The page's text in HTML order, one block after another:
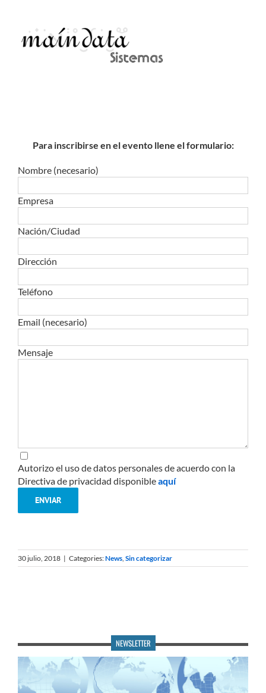
Para inscribirse en el evento llene el formulario:
Nombre (necesario)
Empresa
Nación/Ciudad
Dirección
Teléfono
Email (necesario)
Mensaje
Autorizo el uso de datos personales de acuerdo con la
Directiva de privacidad disponibleaquí
30 julio, 2018 | Categories:News, Sin categorizar
NEWSLETTER